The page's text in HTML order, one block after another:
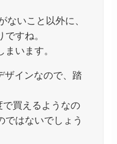
ないこと以外に、
すね。
います。
ザインなので、踏
買えるようなの
ではないでしょう